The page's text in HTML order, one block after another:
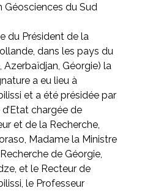
Géosciences du Sud
du Président de la
dans les pays du
Azerbaïdjan, Géorgie) la
a eu lieu à
et a été présidée par
chargée de
et de la Recherche,
Madame la Ministre
de Géorgie,
et le Recteur de
le Professeur